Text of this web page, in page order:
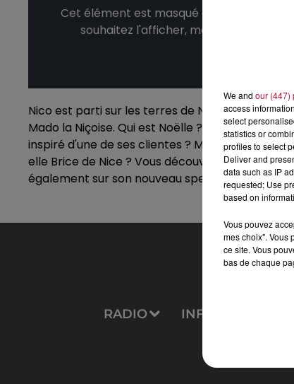
Cet élément est masqué compte-tenu du
souhaitez l'afficher, merci de nous
Nico est parti sur les terres de Noëlle Perna,
Mado la Niçoise. Qui est Noëlle ? Comment a-
inspiré d'une de ses clientes ? Mais cliente de
elle Brice de Nice ? Vous découvrirez tout
également sur son nouveau spectacle "Super
RADIO INFOS
We and our (447)
access
select
statistics or
profiles to select
Deliver and
data such as IP
requested; Use
based on
Vous pouvez
mes choix". Vous
ce site. Vous
bas de chaque